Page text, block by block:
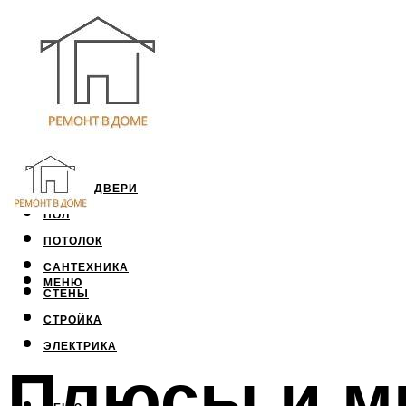
ОКНА И ДВЕРИ
ПОЛ
ПОТОЛОК
САНТЕХНИКА
СТЕНЫ
СТРОЙКА
ЭЛЕКТРИКА
МЕНЮ